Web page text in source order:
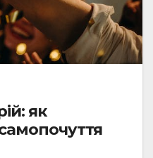
як